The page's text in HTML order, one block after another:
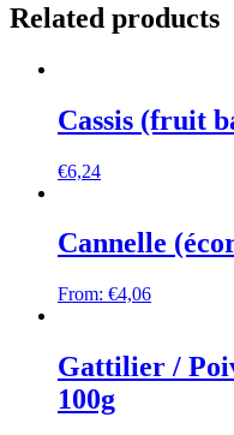
Related products
Cassis (fruit
€6,24
Cannelle
From: €4,06
Gattilier /
100g